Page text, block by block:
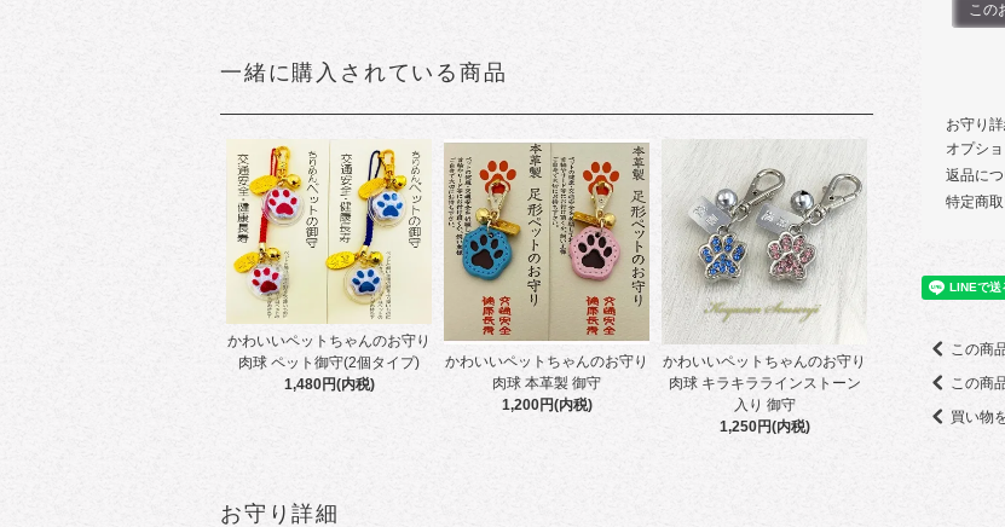
一緒に購入されている商品
かわいいペットちゃんのお守り
肉球 ペット御守(2個タイプ)
1,480円(内税)
かわいいペットちゃんのお守り
肉球 本革製 御守
1,200円(内税)
かわいいペットちゃんのお守り
肉球 キラキララインストーン
入り 御守
1,250円(内税)
この
お守り
オプシ
返品に
特定商
この商
この商
買い物
お守り詳細